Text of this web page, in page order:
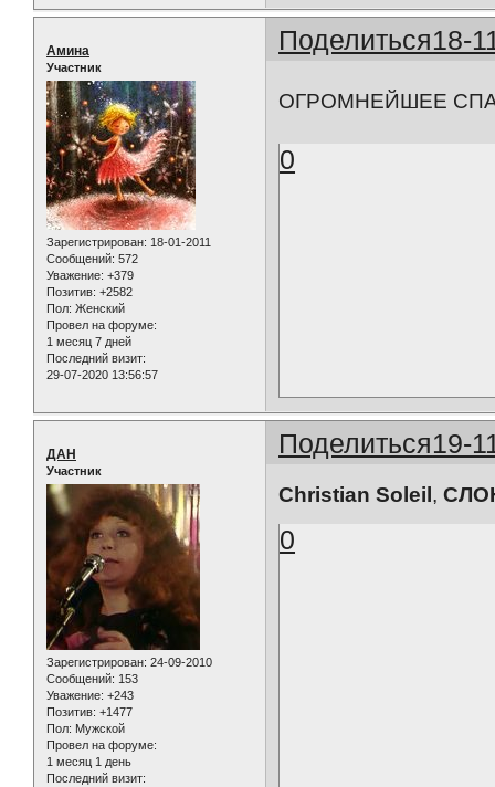
Поделиться18-
Амина
Участник
Зарегистрирован: 18-01-2011
Сообщений: 572
Уважение: +379
Позитив: +2582
Пол: Женский
Провел на форуме:
1 месяц 7 дней
Последний визит:
29-07-2020 13:56:57
ОГРОМНЕЙШЕЕ
0
Поделиться19-
ДАН
Участник
Зарегистрирован: 24-09-2010
Сообщений: 153
Уважение: +243
Позитив: +1477
Пол: Мужской
Провел на форуме:
1 месяц 1 день
Последний визит:
Christian Soleil ,
0